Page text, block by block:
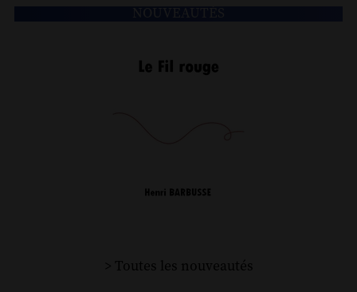
> Toutes les nouveautés